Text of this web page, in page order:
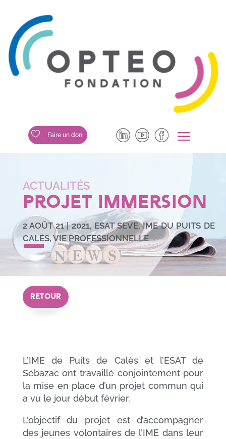
 Faire un don a
Projet Immersion
2 AOÛT 21|2021, ESAT SEVE,IME DU PUITS DE
CALÈS, VIE PROFESSIONNELLE
RETOUR
L’IME de Puits de Calès et l’ESAT de
Sébazac ont travaillé conjointement pour
la mise en place d’un projet commun qui
a vu le jour début février.
L’objectif du projet est d’accompagner
des jeunes volontaires de l’IME dans leur